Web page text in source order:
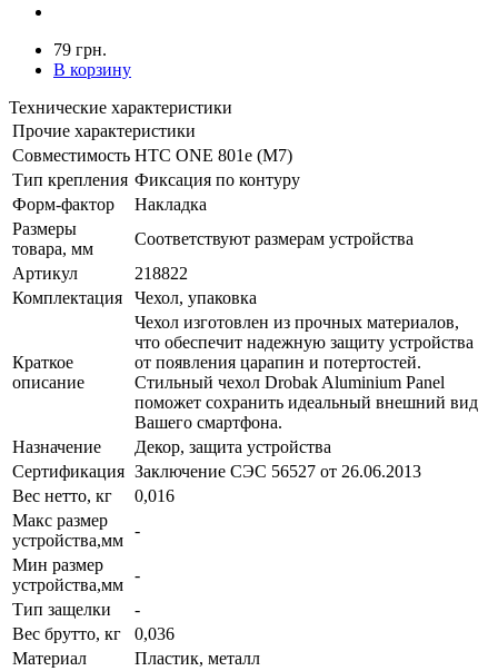
79 грн.
В корзину
Технические характеристики
Прочие характеристики
Совместимость HTC ONE 801e (M7)
Тип крепления Фиксация по контуру
Форм-фактор
Накладка
Размеры
товара, мм
Соответствуют размерам устройства
Артикул
218822
Комплектация
Чехол, упаковка
Краткое
описание
Чехол изготовлен из прочных материалов,
что обеспечит надежную защиту устройства
от появления царапин и потертостей.
Стильный чехол Drobak Aluminium Panel
поможет сохранить идеальный внешний вид
Вашего смартфона.
Назначение
Декор, защита устройства
Сертификация Заключение СЭС 56527 от 26.06.2013
Вес нетто, кг
0,016
Макс размер
устройства,мм
-
Мин размер
устройства,мм
-
Тип защелки
-
Вес брутто, кг
0,036
Материал
Пластик, металл